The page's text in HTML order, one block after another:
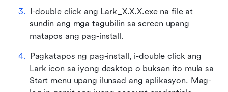
I-double click ang Lark_X.X.X.exe na file at
sundin ang mga tagubilin sa screen upang
matapos ang pag-install.
Pagkatapos ng pag-install, i-double click ang
Lark icon sa iyong desktop o buksan ito mula sa
Start menu upang ilunsad ang aplikasyon. Mag-